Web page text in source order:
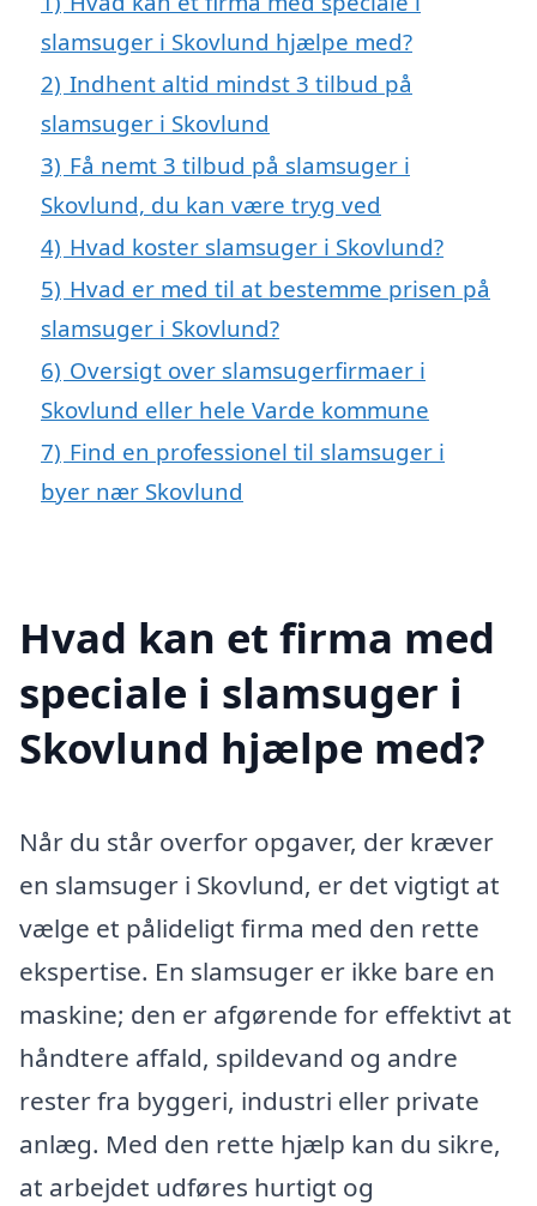
slamsuger i Skovlund hjælpe med?
2) Indhent altid mindst 3 tilbud på
slamsuger i Skovlund
3) Få nemt 3 tilbud på slamsuger i
Skovlund, du kan være tryg ved
4) Hvad koster slamsuger i Skovlund?
5) Hvad er med til at bestemme prisen på
slamsuger i Skovlund?
6) Oversigt over slamsugerfirmaer i
Skovlund eller hele Varde kommune
7) Find en professionel til slamsuger i
byer nær Skovlund
Hvad kan et firma med
speciale i slamsuger i
Skovlund hjælpe med?
Når du står overfor opgaver, der kræver
en slamsuger i Skovlund, er det vigtigt at
vælge et pålideligt firma med den rette
ekspertise. En slamsuger er ikke bare en
maskine; den er afgørende for effektivt at
håndtere affald, spildevand og andre
rester fra byggeri, industri eller private
anlæg. Med den rette hjælp kan du sikre,
at arbejdet udføres hurtigt og